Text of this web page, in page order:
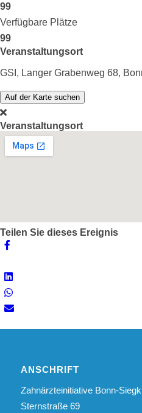
99
Verfügbare Plätze
99
Veranstaltungsort
GSI, Langer Grabenweg 68,
Auf der Karte suchen
Veranstaltungsort
Teilen Sie dieses Ereignis
ANSCHRIFT
Zahnärzteinitiative Bonn-
Sternstraße 69